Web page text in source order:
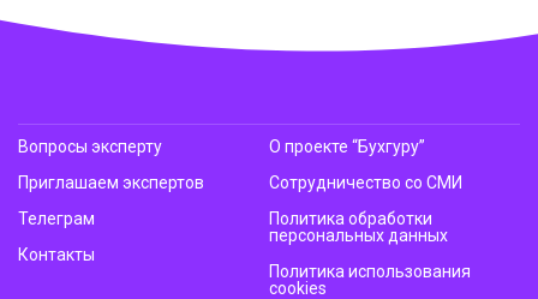
Вопросы эксперту
Приглашаем экспертов
Телеграм
Контакты
О проекте “Бухгуру”
Сотрудничество со СМИ
Политика обработки
персональных данных
Политика использования
cookies